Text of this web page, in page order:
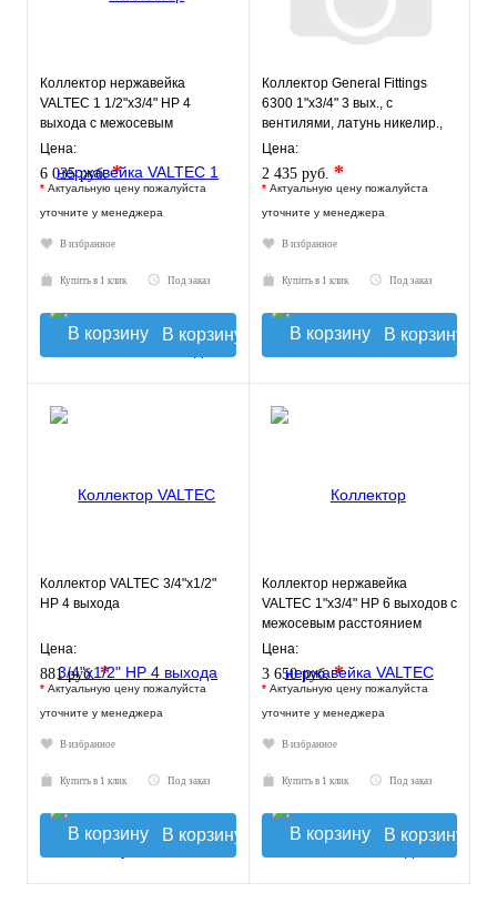
Коллектор нержавейка
VALTEC 1 1/2"х3/4" НР 4
выхода с межосевым
расстоянием выходов 100мм
Цена:
6 035 руб.*
* Актуальную цену пожалуйста
уточните у менеджера
В избранное
Купить в 1 клик Под заказ
В корзину
Коллектор General Fittings
6300 1"х3/4" 3 вых., c
вентилями, латунь никелир.,
красный
Цена:
2 435 руб. *
* Актуальную цену пожалуйста
уточните у менеджера
В избранное
Купить в 1 клик Под заказ
В корзину
Коллектор VALTEC 3/4"х1/2"
НР 4 выхода
Цена:
881 руб.*
* Актуальную цену пожалуйста
уточните у менеджера
В избранное
Купить в 1 клик Под заказ
В корзину
Коллектор нержавейка
VALTEC 1"х3/4" НР 6 выходов с
межосевым расстоянием
выходов 50мм
Цена:
3 650 руб.*
* Актуальную цену пожалуйста
уточните у менеджера
В избранное
Купить в 1 клик Под заказ
В корзину